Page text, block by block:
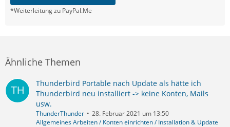
*Weiterleitung zu PayPal.Me
Ähnliche Themen
Thunderbird Portable nach Update als hätte ich
Thunderbird neu installiert -> keine Konten, Mails
usw.
ThunderThunder
28. Februar 2021 um 13:50
Allgemeines Arbeiten / Konten einrichten / Installation & Update